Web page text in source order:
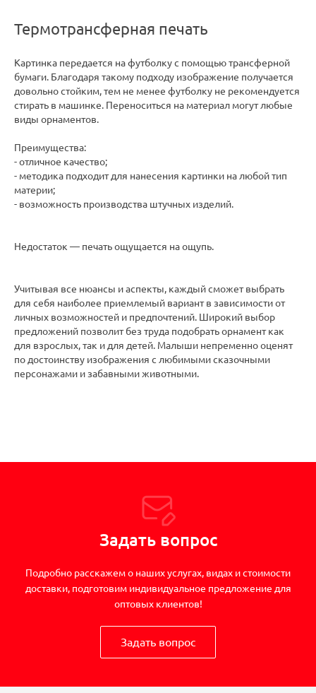
Термотрансферная печать
Картинка передается на футболку с помощью трансферной
бумаги. Благодаря такому подходу изображение получается
довольно стойким, тем не менее футболку не рекомендуется
стирать в машинке. Переноситься на материал могут любые
виды орнаментов.
Преимущества:
- отличное качество;
- методика подходит для нанесения картинки на любой тип
материи;
- возможность производства штучных изделий.
Недостаток — печать ощущается на ощупь.
Учитывая все нюансы и аспекты, каждый сможет выбрать
для себя наиболее приемлемый вариант в зависимости от
личных возможностей и предпочтений. Широкий выбор
предложений позволит без труда подобрать орнамент как
для взрослых, так и для детей. Малыши непременно оценят
по достоинству изображения с любимыми сказочными
персонажами и забавными животными.
Задать вопрос
Подробно расскажем о наших услугах, видах и стоимости
доставки, подготовим индивидуальное предложение для
оптовых клиентов!
Задать вопрос